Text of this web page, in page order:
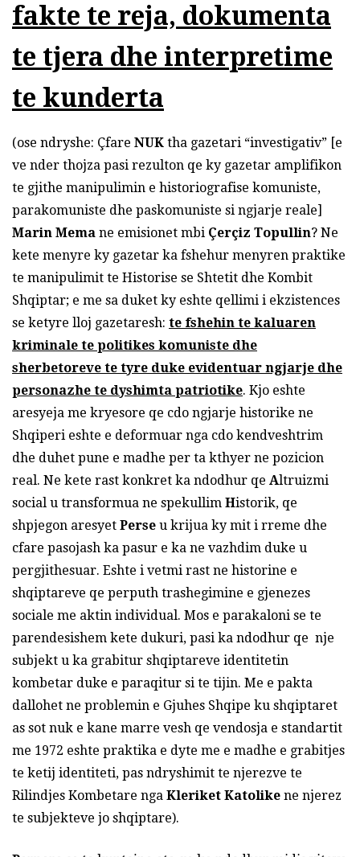
fakte te reja, dokumenta
te tjera dhe interpretime
te kunderta
(ose ndryshe: Çfare NUK tha gazetari “investigativ” [e
ve nder thojza pasi rezulton qe ky gazetar amplifikon
te gjithe manipulimin e historiografise komuniste,
parakomuniste dhe paskomuniste si ngjarje reale]
Marin Mema ne emisionet mbi Çerçiz Topullin? Ne
kete menyre ky gazetar ka fshehur menyren praktike
te manipulimit te Historise se Shtetit dhe Kombit
Shqiptar; e me sa duket ky eshte qellimi i ekzistences
se ketyre lloj gazetaresh: te fshehin te kaluaren
kriminale te politikes komuniste dhe
sherbetoreve te tyre duke evidentuar ngjarje dhe
personazhe te dyshimta patriotike. Kjo eshte
aresyeja me kryesore qe cdo ngjarje historike ne
Shqiperi eshte e deformuar nga cdo kendveshtrim
dhe duhet pune e madhe per ta kthyer ne pozicion
real. Ne kete rast konkret ka ndodhur qe Altruizmi
social u transformua ne spekullim Historik, qe
shpjegon aresyet Perse u krijua ky mit i rreme dhe
cfare pasojash ka pasur e ka ne vazhdim duke u
pergjithesuar. Eshte i vetmi rast ne historine e
shqiptareve qe perputh trashegimine e gjenezes
sociale me aktin individual. Mos e parakaloni se te
parendesishem kete dukuri, pasi ka ndodhur qe nje
subjekt u ka grabitur shqiptareve identitetin
kombetar duke e paraqitur si te tijin. Me e pakta
dallohet ne problemin e Gjuhes Shqipe ku shqiptaret
as sot nuk e kane marre vesh qe vendosja e standartit
me 1972 eshte praktika e dyte me e madhe e grabitjes
te ketij identiteti, pas ndryshimit te njerezve te
Rilindjes Kombetare nga Kleriket Katolike ne njerez
te subjekteve jo shqiptare).